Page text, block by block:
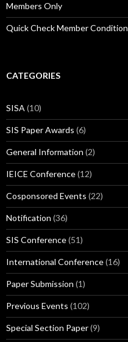
Members Only
Quick Check Member Condition
CATEGORIES
SISA (10)
SIS Paper Awards (6)
General Information (2)
IEICE Conference(12)
Cosponsored Events (22)
Notification (36)
SIS Conference(51)
International Conference(16)
Paper Submission (1)
Previous Events (102)
Special Section Paper(9)